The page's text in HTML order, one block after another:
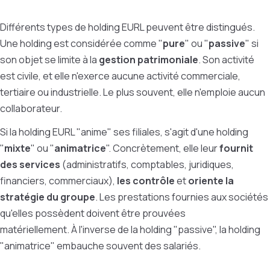
Différents types de holding EURL peuvent être distingués.
Une holding est considérée comme "pure" ou "passive" si
son objet se limite à la gestion patrimoniale.Son activité
est civile, et elle n'exerce aucune activité commerciale,
tertiaire ou industrielle. Le plus souvent, elle n'emploie aucun
collaborateur.
Si la holding EURL "anime" ses filiales, s'agit d'une holding
"mixte" ou "animatrice". Concrètement, elle leurfournit
des services (administratifs, comptables, juridiques,
financiers, commerciaux), les contrôleetoriente la
stratégie du groupe. Les prestations fournies aux sociétés
qu'elles possèdent doivent être prouvées
matériellement.Àl'inverse de la holding "passive", la holding
"animatrice" embauche souvent des salariés.